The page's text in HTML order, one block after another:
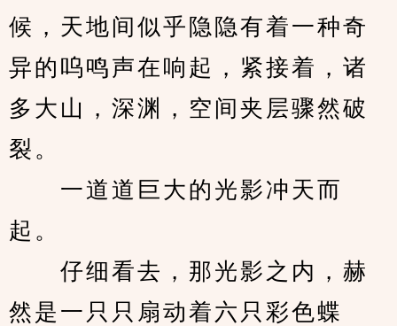
候，天地间似乎隐隐有着一种奇
异的呜鸣声在响起，紧接着，诸
多大山，深渊，空间夹层骤然破
裂。
一道道巨大的光影冲天而
起。
仔细看去，那光影之内，赫
然是一只只扇动着六只彩色蝶